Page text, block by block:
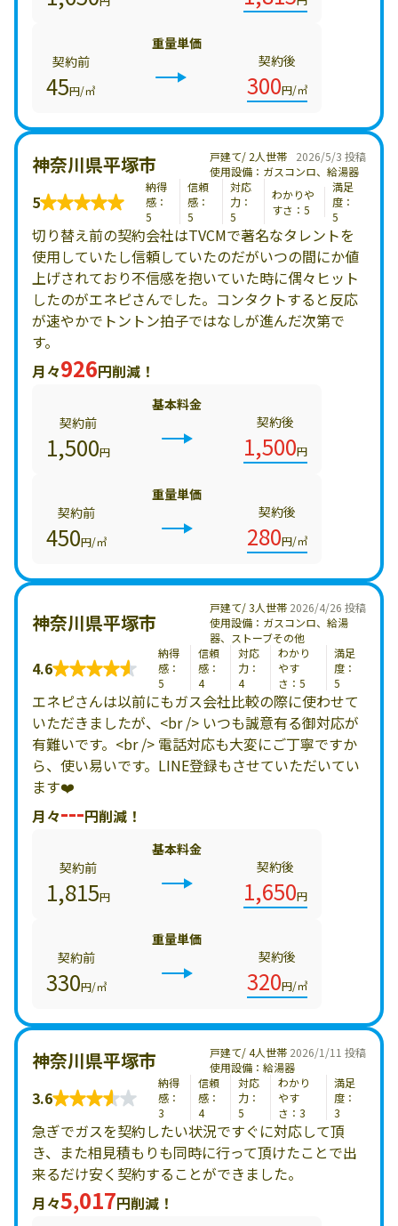
重量単価
契約前
45円/㎥
契約後
300円/㎥
2026/5/3 投稿
神奈川県平塚市
戸建て/ 2人世帯
使用設備：ガスコンロ、給湯器
5
納得
感：
5
信頼
感：
5
対応
力：
5
わかりや
すさ：5
満足
度：
5
切り替え前の契約会社はTVCMで著名なタレントを
使用していたし信頼していたのだがいつの間にか値
上げされており不信感を抱いていた時に偶々ヒット
したのがエネピさんでした。コンタクトすると反応
が速やかでトントン拍子ではなしが進んだ次第で
す。
月々926円削減！
基本料金
契約前
1,500円
契約後
1,500円
重量単価
契約前
450円/㎥
契約後
280円/㎥
2026/4/26 投稿
神奈川県平塚市
戸建て/ 3人世帯
使用設備：ガスコンロ、給湯
器、ストーブその他
4.6
納得
感：
5
信頼
感：
4
対応
力：
4
わかり
やす
さ：5
満足
度：
5
エネピさんは以前にもガス会社比較の際に使わせて
いただきましたが、<br /> いつも誠意有る御対応が
有難いです。<br /> 電話対応も大変にご丁寧ですか
ら、使い易いです。LINE登録もさせていただいてい
ます❤️
月々---円削減！
基本料金
契約前
1,815円
契約後
1,650円
重量単価
契約前
330円/㎥
契約後
320円/㎥
2026/1/11 投稿
神奈川県平塚市
戸建て/ 4人世帯
使用設備：給湯器
3.6
納得
感：
3
信頼
感：
4
対応
力：
5
わかり
やす
さ：3
満足
度：
3
急ぎでガスを契約したい状況ですぐに対応して頂
き、また相見積もりも同時に行って頂けたことで出
来るだけ安く契約することができました。
月々5,017円削減！